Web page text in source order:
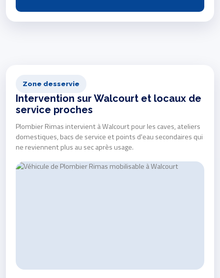
Zone desservie
Intervention sur Walcourt et locaux de
service proches
Plombier Rimas intervient à Walcourt pour les caves, ateliers
domestiques, bacs de service et points d'eau secondaires qui
ne reviennent plus au sec après usage.